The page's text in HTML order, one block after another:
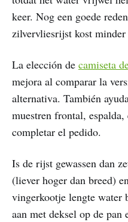
keer. Nog een goede
zilvervliesrijst kost
La elección de camiseta
mejora al comparar la
alternativa. También
muestren frontal,
completar el pedido.
Is de rijst gewassen dan
(liever hoger dan breed)
vingerkootje lengte water
aan met deksel op de